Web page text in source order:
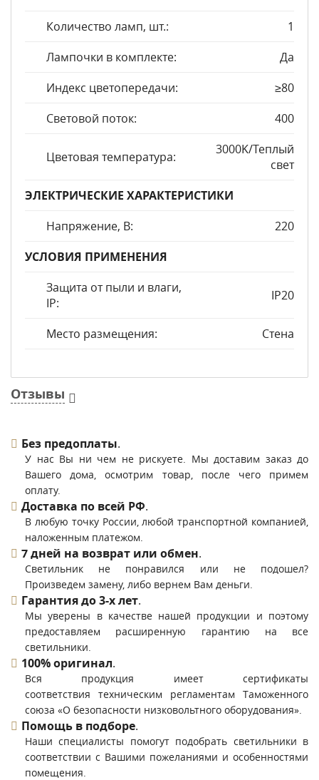
Количество ламп, шт.:
1
Лампочки в комплекте:
Да
Индекс цветопередачи:
≥80
Световой поток:
400
Цветовая температура:
3000K/Теплый
свет
ЭЛЕКТРИЧЕСКИЕ ХАРАКТЕРИСТИКИ
Напряжение, В:
220
УСЛОВИЯ ПРИМЕНЕНИЯ
Защита от пыли и влаги,
IP:
IP20
Место размещения: Стена
Отзывы
Без предоплаты.
У нас Вы ни чем не рискуете. Мы доставим заказ до
Вашего дома, осмотрим товар, после чего примем
оплату.
Доставка по всей РФ.
В любую точку России, любой транспортной компанией,
наложенным платежом.
7 дней на возврат или обмен.
Светильник не понравился или не подошел?
Произведем замену, либо вернем Вам деньги.
Гарантия до 3-х лет.
Мы уверены в качестве нашей продукции и поэтому
предоставляем расширенную гарантию на все
светильники.
100% оригинал.
Вся продукция имеет сертификаты
соответствия техническим регламентам Таможенного
союза «О безопасности низковольтного оборудования».
Помощь в подборе.
Наши специалисты помогут подобрать светильники в
соответствии с Вашими пожеланиями и особенностями
помещения.